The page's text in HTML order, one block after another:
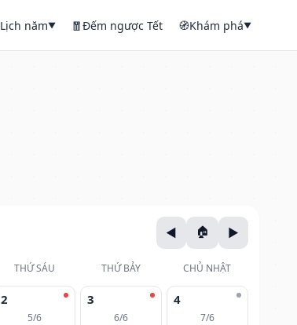
Lịch năm▼ 🧧Đếm ngược Tết 🧭Khám phá▼
THỨ SÁU THỨ BẢY CHỦ NHẬT
2
5/6
3
6/6
4
7/6